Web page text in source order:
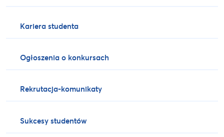
Kariera studenta
Ogłoszenia o konkursach
Rekrutacja-komunikaty
Sukcesy studentów